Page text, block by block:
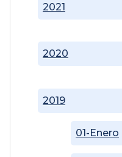
2019
01-Enero
2020
2021